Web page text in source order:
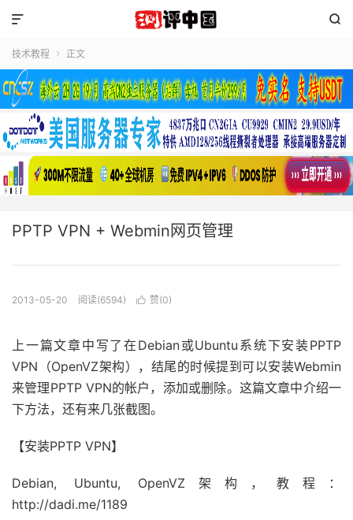


技术教程  正文
PPTP VPN + Webmin网页管理
2013-05-20 阅读(6594)  赞(0)
上一篇文章中写了在Debian或Ubuntu系统下安装PPTP
VPN（OpenVZ架构），结尾的时候提到可以安装Webmin
来管理PPTP VPN的帐户，添加或删除。这篇文章中介绍一
下方法，还有来几张截图。
【安装PPTP VPN】
Debian, Ubuntu, OpenVZ架构，教程：
http://dadi.me/1189